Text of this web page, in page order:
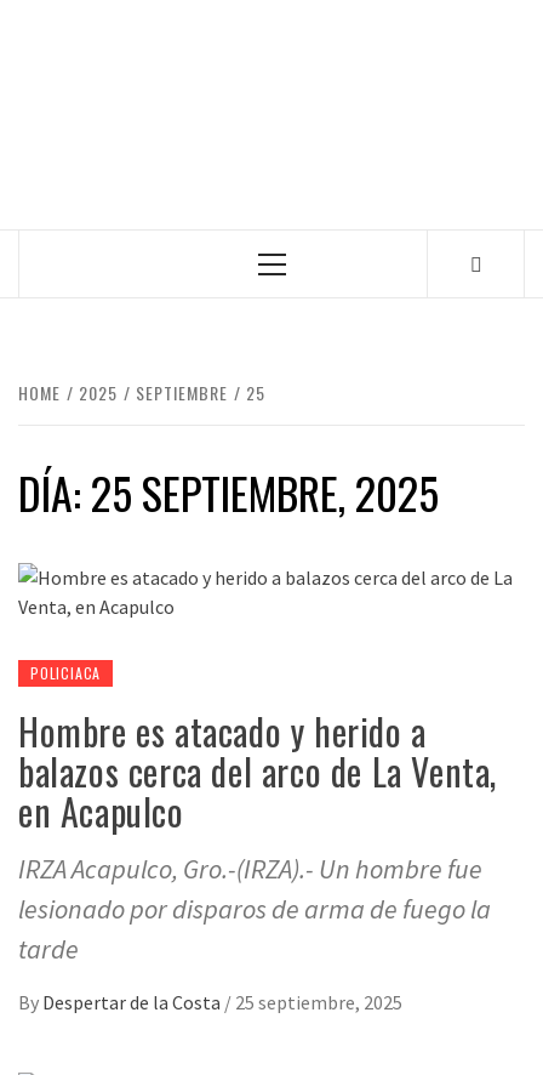
Primary
HOME 2025 SEPTIEMBRE 25
DÍA:25 SEPTIEMBRE, 2025
POLICIACA
Hombre es atacado y herido a
balazos cerca del arco de La Venta,
en Acapulco
IRZA Acapulco, Gro.-(IRZA).- Un hombre fue
lesionado por disparos de arma de fuego la
tarde
By Despertar de la Costa / 25 septiembre, 2025